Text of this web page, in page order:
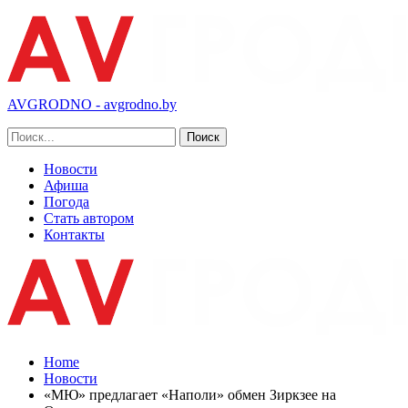
AVGRODNO - avgrodno.by
Новости
Афиша
Погода
Стать автором
Контакты
Home
Новости
«МЮ» предлагает «Наполи» обмен Зиркзее на